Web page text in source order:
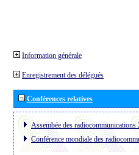
Information générale
Enregistrement des délégués
Conférences relatives
Assembée des
Conférence mondiale des